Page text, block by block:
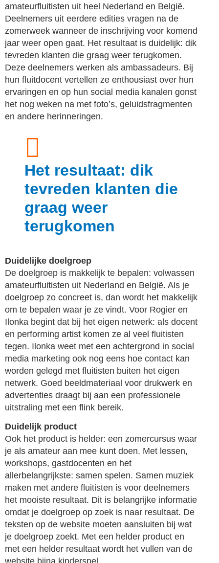
amateurfluitisten uit heel Nederland en België.
Deelnemers uit eerdere edities vragen na de
zomerweek wanneer de inschrijving voor komend
jaar weer open gaat. Het resultaat is duidelijk: dik
tevreden klanten die graag weer terugkomen.
Deze deelnemers werken als ambassadeurs. Bij
hun fluitdocent vertellen ze enthousiast over hun
ervaringen en op hun social media kanalen gonst
het nog weken na met foto’s, geluidsfragmenten
en andere herinneringen.
Het resultaat: dik
tevreden klanten die
graag weer
terugkomen
Duidelijke doelgroep
De doelgroep is makkelijk te bepalen: volwassen
amateurfluitisten uit Nederland en België. Als je
doelgroep zo concreet is, dan wordt het makkelijk
om te bepalen waar je ze vindt. Voor Rogier en
Ilonka begint dat bij het eigen netwerk: als docent
en performing artist komen ze al veel fluitisten
tegen. Ilonka weet met een achtergrond in social
media marketing ook nog eens hoe contact kan
worden gelegd met fluitisten buiten het eigen
netwerk. Goed beeldmateriaal voor drukwerk en
advertenties draagt bij aan een professionele
uitstraling met een flink bereik.
Duidelijk product
Ook het product is helder: een zomercursus waar
je als amateur aan mee kunt doen. Met lessen,
workshops, gastdocenten en het
allerbelangrijkste: samen spelen. Samen muziek
maken met andere fluitisten is voor deelnemers
het mooiste resultaat. Dit is belangrijke informatie
omdat je doelgroep op zoek is naar resultaat. De
teksten op de website moeten aansluiten bij wat
je doelgroep zoekt. Met een helder product en
met een helder resultaat wordt het vullen van de